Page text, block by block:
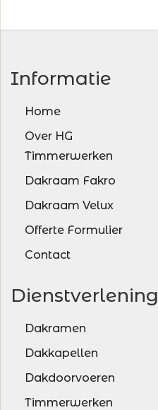
Informatie
Home
Over HG
Timmerwerken
Dakraam Fakro
Dakraam Velux
Offerte Formulier
Contact
Dienstverlening
Dakramen
Dakkapellen
Dakdoorvoeren
Timmerwerken